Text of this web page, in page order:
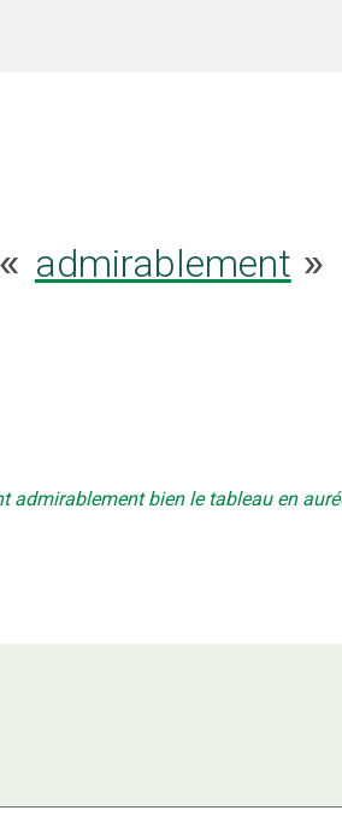
admirablement »
admirablement bien le tableau en